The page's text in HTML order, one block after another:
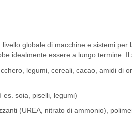
globale di macchine e sistemi
idealmente essere a lungo termine.
legumi, cereali, cacao, amidi di
soia, piselli, legumi)
(UREA, nitrato di ammonio),